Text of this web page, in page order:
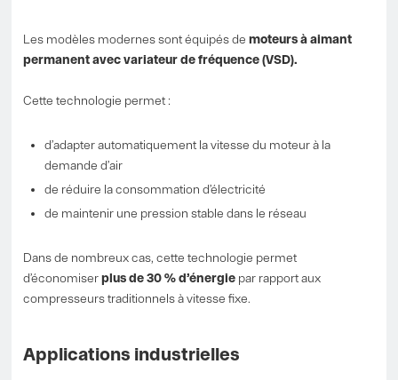
Les modèles modernes sont équipés demoteurs à aimant
permanent avec variateur de fréquence (VSD).
Cette technologie permet :
d’adapter automatiquement la vitesse du moteur à la
demande d’air
de réduire la consommation d’électricité
de maintenir une pression stable dans le réseau
Dans de nombreux cas, cette technologie permet
d’économiserplus de 30 % d’énergie par rapport aux
compresseurs traditionnels à vitesse fixe.
Applications industrielles